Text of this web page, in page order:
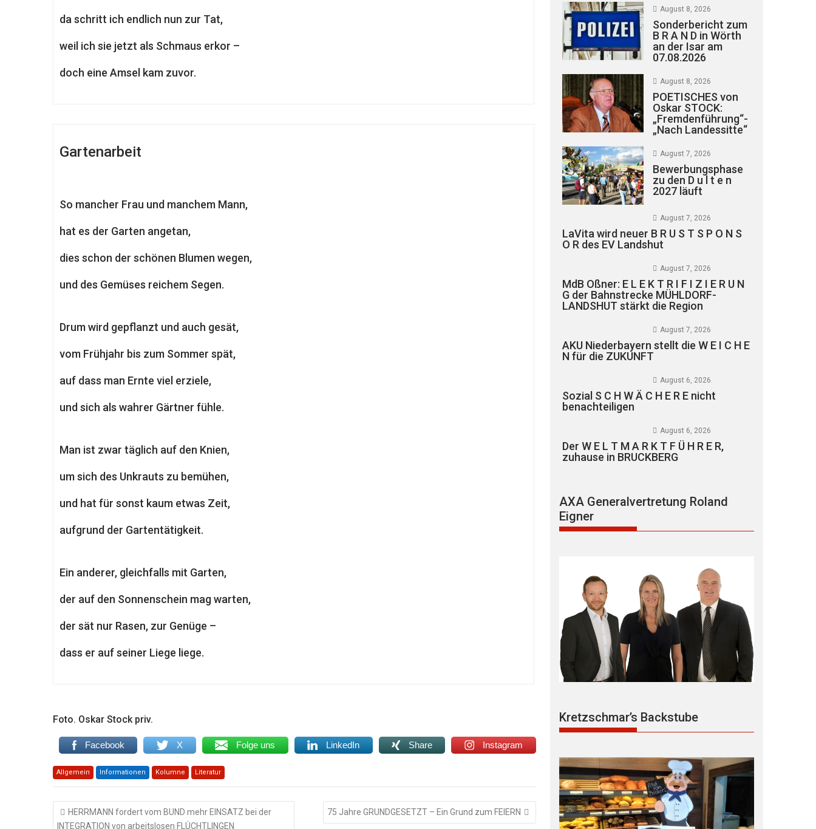
da schritt ich endlich nun zur Tat,
weil ich sie jetzt als Schmaus erkor –
doch eine Amsel kam zuvor.
Gartenarbeit
So mancher Frau und manchem Mann,
hat es der Garten angetan,
dies schon der schönen Blumen wegen,
und des Gemüses reichem Segen.
Drum wird gepflanzt und auch gesät,
vom Frühjahr bis zum Sommer spät,
auf dass man Ernte viel erziele,
und sich als wahrer Gärtner fühle.
Man ist zwar täglich auf den Knien,
um sich des Unkrauts zu bemühen,
und hat für sonst kaum etwas Zeit,
aufgrund der Gartentätigkeit.
Ein anderer, gleichfalls mit Garten,
der auf den Sonnenschein mag warten,
der sät nur Rasen, zur Genüge –
dass er auf seiner Liege liege.
Foto. Oskar Stock priv.
Facebook X Folge uns LinkedIn Share Instagram
Allgemein Informationen Kolumne Literatur
Beitragsnavigation
HERRMANN fordert vom BUND mehr EINSATZ bei der
INTEGRATION von arbeitslosen FLÜCHTLINGEN
75 Jahre GRUNDGESETZT – Ein Grund zum FEIERN
August 8, 2026
Sonderbericht zum
B R A N D in Wörth
an der Isar am
07.08.2026
August 8, 2026
POETISCHES von
Oskar STOCK:
„Fremdenführung“-
„Nach Landessitte“
August 7, 2026
Bewerbungsphase
zu den D u l t e n
2027 läuft
August 7, 2026
LaVita wird neuer B R U S T S P O N S
O R des EV Landshut
August 7, 2026
MdB Oßner: E L E K T R I F I Z I E R U N
G der Bahnstrecke MÜHLDORF-
LANDSHUT stärkt die Region
August 7, 2026
AKU Niederbayern stellt die W E I C H E
N für die ZUKUNFT
August 6, 2026
Sozial S C H W Ä C H E R E nicht
benachteiligen
August 6, 2026
Der W E L T M A R K T F Ü H R E R,
zuhause in BRUCKBERG
AXA Generalvertretung Roland
Eigner
Kretzschmar’s Backstube